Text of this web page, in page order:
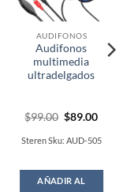
AUDIFONOS
Audifonos
multimedia
ultradelgados
$99.00 Original
price
was:
$99.00.
$89.00
is:
Steren Sku: AUD-505
AÑADIR AL